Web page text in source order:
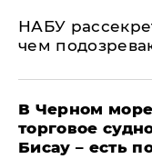
НАБУ
чем
В Черном
торговое
Бисау – есть